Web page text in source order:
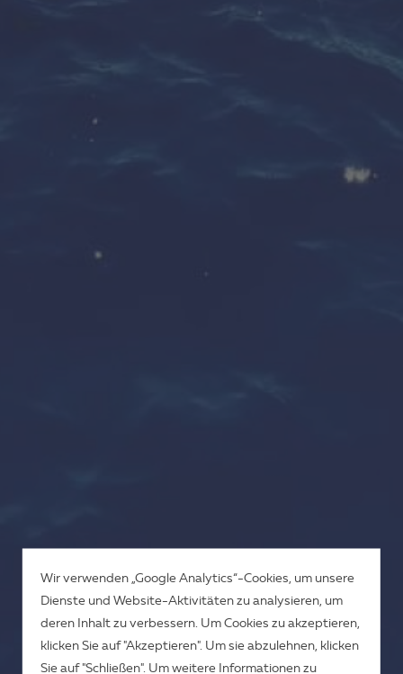
Wir verwenden „Google Analytics“-Cookies, um unsere
Dienste und Website-Aktivitäten zu analysieren, um
deren Inhalt zu verbessern. Um Cookies zu akzeptieren,
klicken Sie auf "Akzeptieren". Um sie abzulehnen, klicken
Sie auf "Schließen". Um weitere Informationen zu